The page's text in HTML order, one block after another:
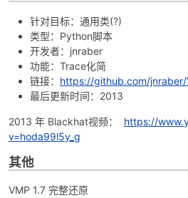
针对目标：通用类(?)
类型：Python脚本
开发者：jnraber
功能：Trace化简
链接： https://github.com/
最后更新时间：2013
2013 年 Blackhat视频： https://
v=hoda99l5y_g
其他
VMP 1.7 完整还原